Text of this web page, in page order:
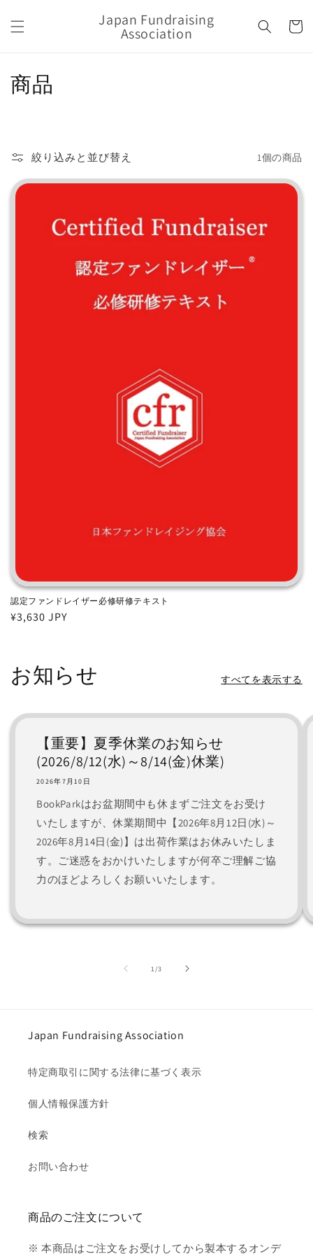
ツに進む
Japan Fundraising
Association
ー
コ
シ
ョ
商品
絞り込みと並び替え 1個の商品
認定ファンドレイザー必修研修テキスト
通
格
¥3,630 JPY
お知らせ すべてを表示する
【重要】夏季休業のお知らせ
(2026/8/12(水)～8/14(金)休業)
2026年7月10日
BookParkはお盆期間中も休まずご注文をお受け
いたしますが、休業期間中【2026年8月12日(水)～
2026年8月14日(金)】は出荷作業はお休みいたしま
す。ご迷惑をおかけいたしますが何卒ご理解ご協
力のほどよろしくお願いいたします。
1/の
3
Japan Fundraising Association
特定商取引に関する法律に基づく表示
個人情報保護方針
検索
お問い合わせ
商品のご注文について
※ 本商品はご注文をお受けしてから製本するオンデ